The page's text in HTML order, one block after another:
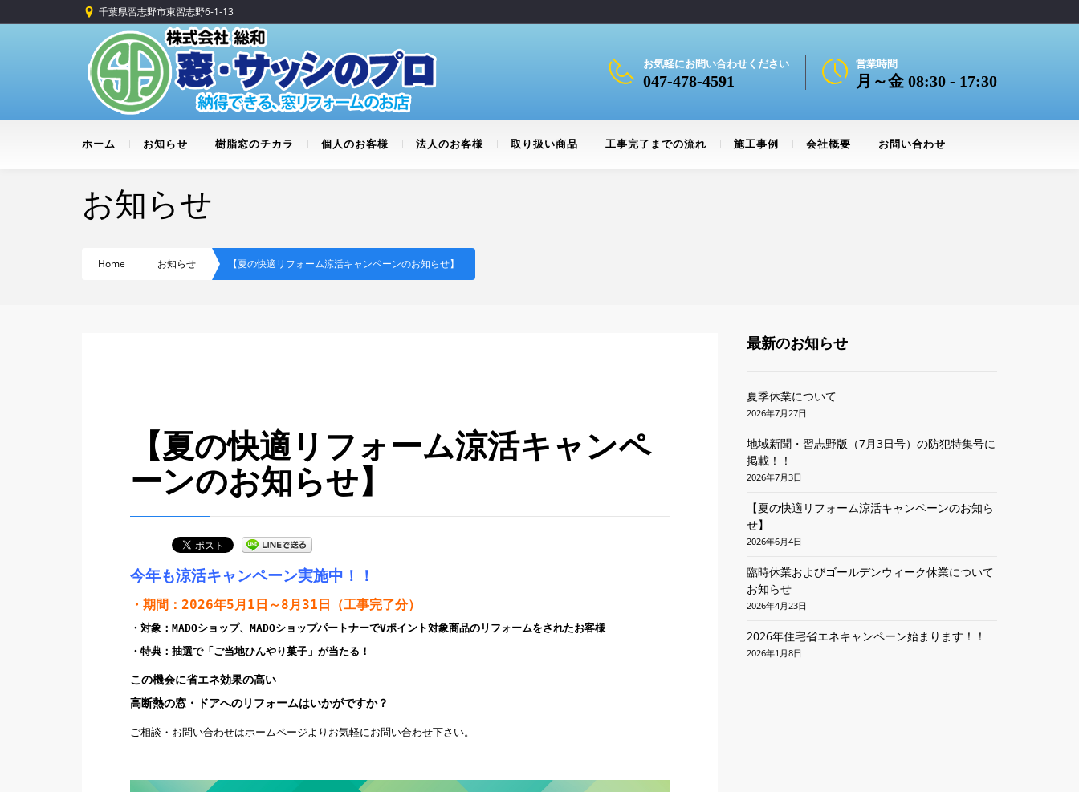
千葉県習志野市東習志野6-1-13
営業時間
月～金 08:30 - 17:30
お気軽にお問い合わせください
047-478-4591
ホーム お知らせ 樹脂窓のチカラ 個人のお客様 法人のお客様 取り扱い商品 工事完了までの流れ 施工事例 会社概要 お問い合わせ
お知らせ
Home お知らせ 【夏の快適リフォーム涼活キャンペーンのお知らせ】
【夏の快適リフォーム涼活キャンペ
ーンのお知らせ】
今年も涼活キャンペーン実施中！！
・期間：2026年5月1日～8月31日（工事完了分）
・対象：MADOショップ、MADOショップパートナーでVポイント対象商品のリフォームをされたお客様
・特典：抽選で「ご当地ひんやり菓子」が当たる！
この機会に省エネ効果の高い
高断熱の窓・ドアへのリフォームはいかがですか？
ご相談・お問い合わせはホームページよりお気軽にお問い合わせ下さい。
最新のお知らせ
夏季休業について
2026年7月27日
地域新聞・習志野版（7月3日号）の防犯特集号に
掲載！！
2026年7月3日
【夏の快適リフォーム涼活キャンペーンのお知ら
せ】
2026年6月4日
臨時休業およびゴールデンウィーク休業について
お知らせ
2026年4月23日
2026年住宅省エネキャンペーン始まります！！
2026年1月8日